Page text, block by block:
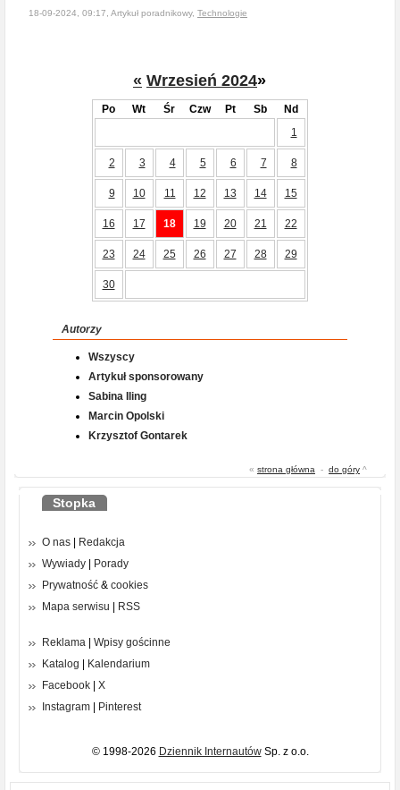
18-09-2024, 09:17, Artykuł poradnikowy, Technologie
« Wrzesień 2024»
Po Wt Śr Czw Pt Sb
Nd
1
2 3 4 5 6 7 8
9 10 11 12 13 14 15
16 17 18 19 20 21 22
23 24 25 26 27 28 29
30
Autorzy
Wszyscy
Artykuł sponsorowany
Sabina Iling
Marcin Opolski
Krzysztof Gontarek
« strona główna - do góry ^
Stopka
O nas
Redakcja
Wywiady
Porady
Prywatność & cookies
Mapa serwisu
RSS
Reklama
Wpisy gościnne
Katalog
Kalendarium
Facebook
X
Instagram
Pinterest
© 1998-2026 Dziennik InternautówSp. z o.o.